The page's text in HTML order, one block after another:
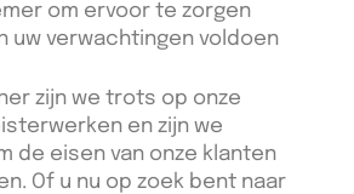
om ervoor te zorgen
uw verwachtingen voldoen
zijn we trots op onze
en zijn we
de eisen van onze klanten
Of u nu op zoek bent naar